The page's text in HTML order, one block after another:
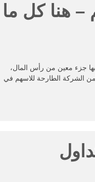
– هنا كل ما
جزء معين من رأس المال،
من الشركة الطارحة للاسهم في